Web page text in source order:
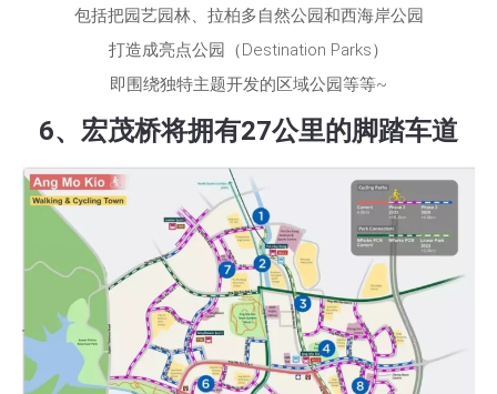
包括把园艺园林、拉柏多自然公园和西海岸公园
打造成亮点公园（Destination Parks）
即围绕独特主题开发的区域公园等等~
6、宏茂桥将拥有27公里的脚踏车道